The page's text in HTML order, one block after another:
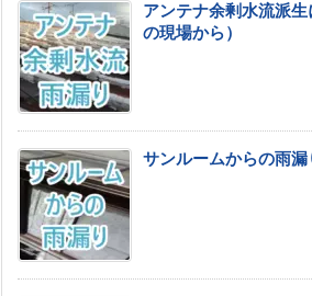
アンテナ余剰水流派
の現場から）
サンルームからの雨漏